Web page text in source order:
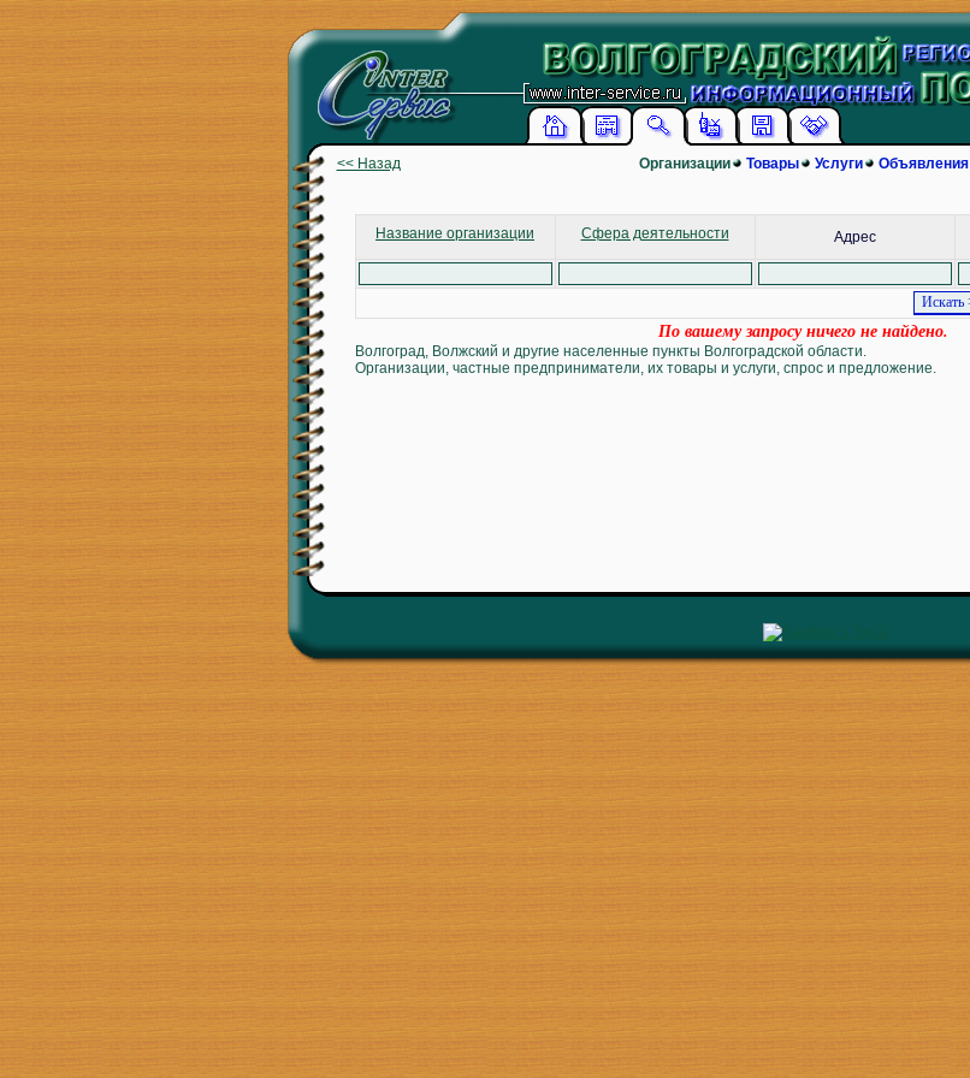
<< Назад Организации Товары Услуги Объявления
Название организации Сфера деятельности Адрес
По вашему запросу ничего не найдено.
Волгоград, Волжский и другие населенные пункты Волгоградской области.
Организации, частные предприниматели, их товары и услуги, спрос и предложение.